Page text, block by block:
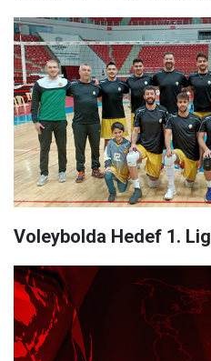
Voleybolda Hedef 1. Lig